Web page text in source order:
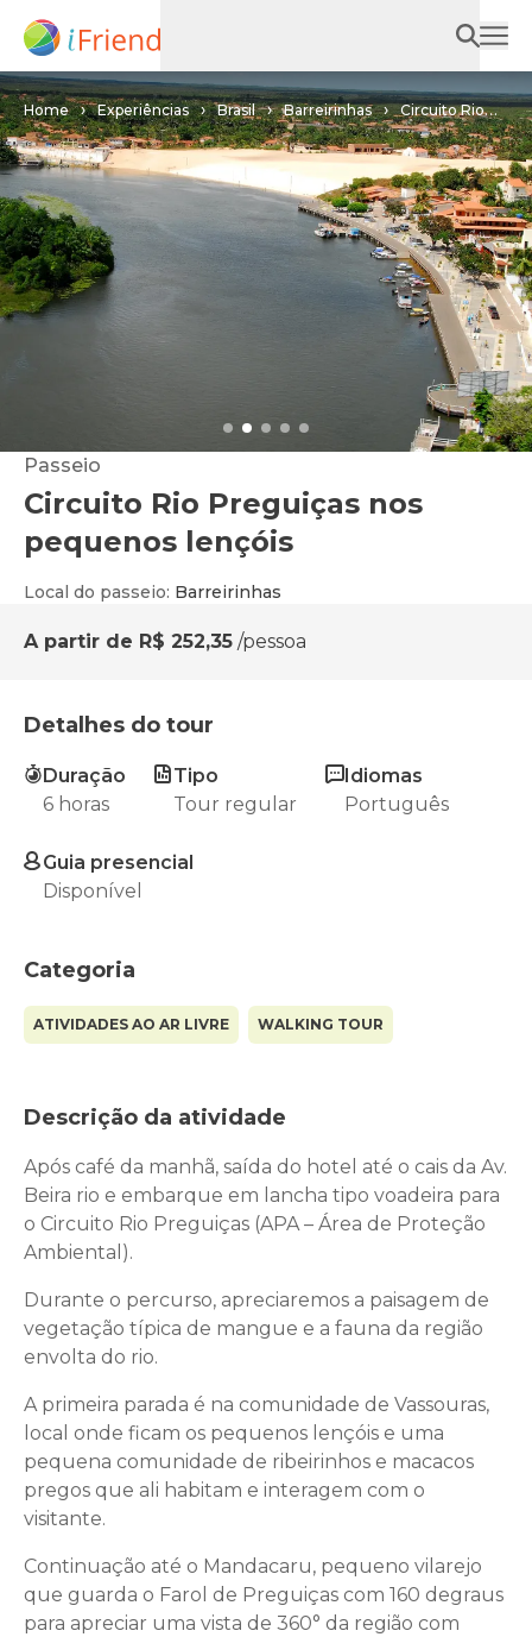
Home Experiências Brasil Barreirinhas
Circuito Rio
Preguiças nos pequenos lençóis
Passeio
Circuito Rio Preguiças nos
pequenos lençóis
Local do passeio: Barreirinhas
A partir de R$ 252,35 /pessoa
Detalhes do tour
Duração
6 horas
Tipo
Tour regular
Idiomas
Português
Guia presencial
Disponível
Categoria
ATIVIDADES AO AR LIVRE WALKING TOUR
Descrição da atividade
Após café da manhã, saída do hotel até o cais da Av.
Beira rio e embarque em lancha tipo voadeira para
o Circuito Rio Preguiças (APA – Área de Proteção
Ambiental).
Durante o percurso, apreciaremos a paisagem de
vegetação típica de mangue e a fauna da região
envolta do rio.
A primeira parada é na comunidade de Vassouras,
local onde ficam os pequenos lençóis e uma
pequena comunidade de ribeirinhos e macacos
pregos que ali habitam e interagem com o
visitante.
Continuação até o Mandacaru, pequeno vilarejo
que guarda o Farol de Preguiças com 160 degraus
para apreciar uma vista de 360° da região com